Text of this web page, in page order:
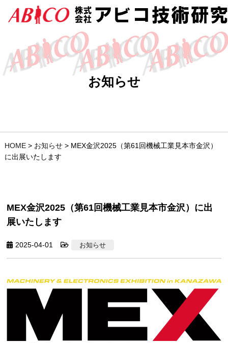
お知らせ
HOME> お知らせ> MEX金沢2025（第61回機械工業見本市金沢）
に出展いたします
MEX金沢2025（第61回機械工業見本市金沢）に出
展いたします
2025-04-01 お知らせ